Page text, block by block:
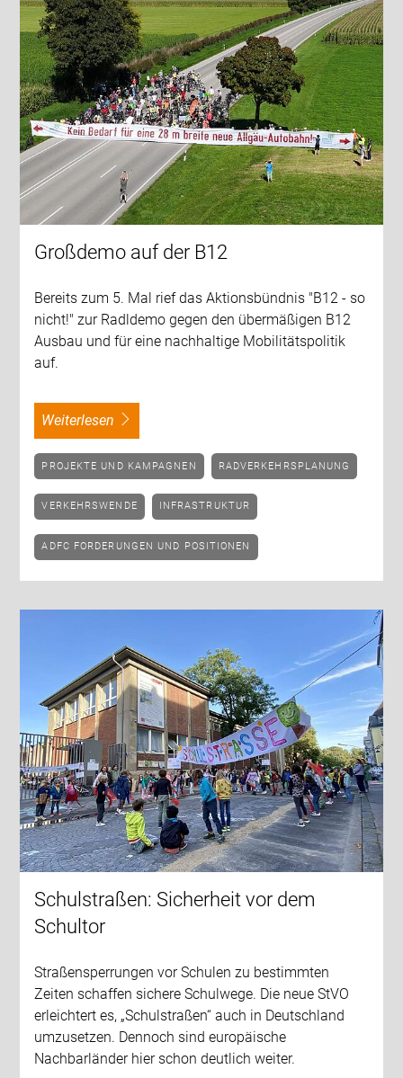
Großdemo auf der B12
Bereits zum 5. Mal rief das Aktionsbündnis "B12 - so
nicht!" zur Radldemo gegen den übermäßigen B12
Ausbau und für eine nachhaltige Mobilitätspolitik
auf.
weiterlesen
PROJEKTE UND KAMPAGNEN RADVERKEHRSPLANUNG
VERKEHRSWENDE INFRASTRUKTUR
ADFC FORDERUNGEN UND POSITIONEN
Schulstraßen: Sicherheit vor dem
Schultor
Straßensperrungen vor Schulen zu bestimmten
Zeiten schaffen sichere Schulwege. Die neue StVO
erleichtert es, „Schulstraßen“ auch in Deutschland
umzusetzen. Dennoch sind europäische
Nachbarländer hier schon deutlich weiter.